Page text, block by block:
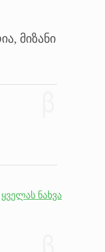
მიზანი
ყველას ნახვა